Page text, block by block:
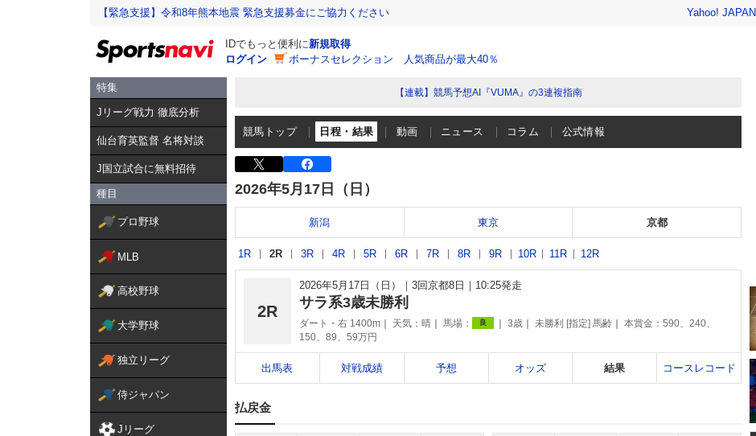
【緊急支援】令和8年熊本地震 緊急支援募金にご協力ください Yahoo! JAPAN
IDでもっと便利に新規取得
ログイン
ボーナスセレクション 人気商品が最大40％
特集
Jリーグ戦力 徹底分析
仙台育英監督 名将対談
J国立試合に無料招待
種目
プロ野球
MLB
高校野球
大学野球
独立リーグ
侍ジャパン
Jリーグ
【連載】競馬予想AI『VUMA』の3連複指南
競馬トップ 日程・結果 動画 ニュース コラム 公式情報
2026年5月17日（日）
新潟 東京 京都
1R 2R 3R 4R 5R 6R 7R 8R 9R 10R 11R 12R
2R
2026年5月17日（日） 3回京都8日 10:25発走
サラ系3歳未勝利
ダート・右 1400m 天気： 晴 馬場： 良 3歳 未勝利 [指定] 馬齢
本賞金：590、240、
150、89、59万円
出馬表 対戦成績 予想 オッズ 結果 コースレコード
払戻金